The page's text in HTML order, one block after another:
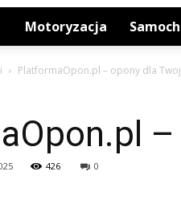
Motoryzacja
PlatformaOpon.pl – opony dla
426 0